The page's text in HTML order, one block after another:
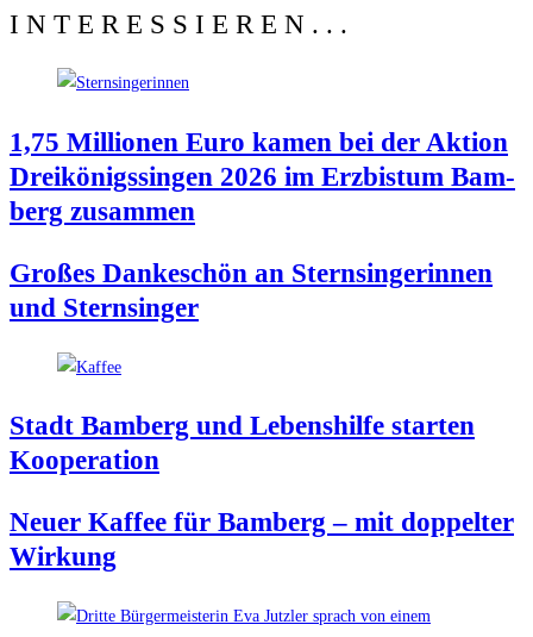
INTERESSIEREN...
1,75 Mil­lio­nen Euro kamen bei der Akti­on
Drei­kö­nigs­sin­gen 2026 im Erz­bis­tum Bam­
berg zusammen
Gro­ßes Dan­ke­schön an Stern­sin­ge­rin­nen
und Sternsinger
Stadt Bam­berg und Lebens­hil­fe star­ten
Kooperation
Neu­er Kaf­fee für Bam­berg – mit dop­pel­ter
Wirkung